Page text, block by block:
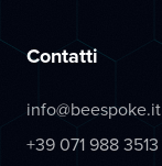
Contatti
info@beespoke.it
+39 071 988 3513